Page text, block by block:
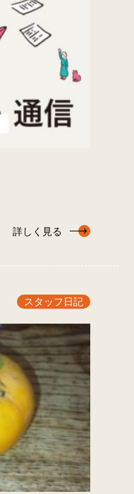
詳しく見る
スタッフ日記